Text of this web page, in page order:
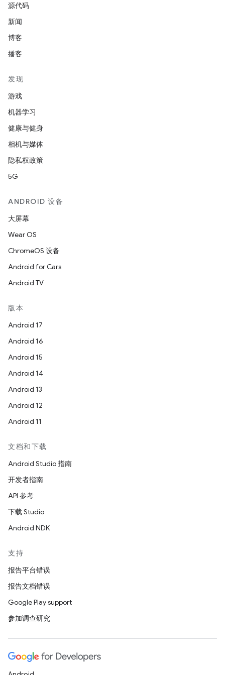
源代码
新闻
博客
播客
发现
游戏
机器学习
健康与健身
相机与媒体
隐私权政策
5G
ANDROID 设备
大屏幕
Wear OS
ChromeOS 设备
Android for Cars
Android TV
版本
Android 17
Android 16
Android 15
Android 14
Android 13
Android 12
Android 11
文档和下载
Android Studio 指南
开发者指南
API 参考
下载 Studio
Android NDK
支持
报告平台错误
报告文档错误
Google Play support
参加调查研究